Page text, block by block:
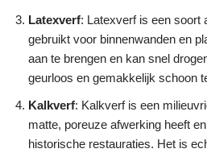
Latexverf: Latexverf is een soort
gebruikt voor binnenwanden en
aan te brengen en kan snel
geurloos en gemakkelijk schoon
Kalkverf: Kalkverf is een
matte, poreuze afwerking heeft
historische restauraties. Het is